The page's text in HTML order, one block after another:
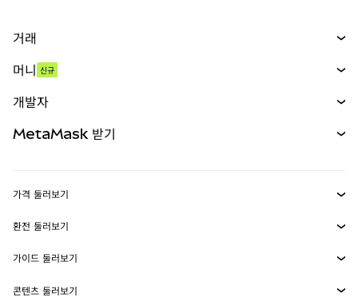
거래
무기한 선물
실물자산
머니 신규
개발자
MetaMask Connect
Snaps
웹3 서비스
MetaMask 받기
보안
고객 지원
가격 둘러보기
이더리움 가격
솔라나 가격
환전 둘러보기
ETH를 USD로 환전
USDT를 INR로 환전
가이드 둘러보기
콘텐츠 둘러보기